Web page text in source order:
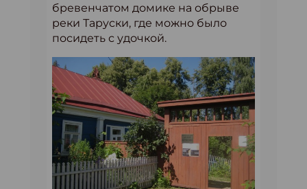
бревенчатом домике на обрыве
реки Таруски, где можно было
посидеть с удочкой.